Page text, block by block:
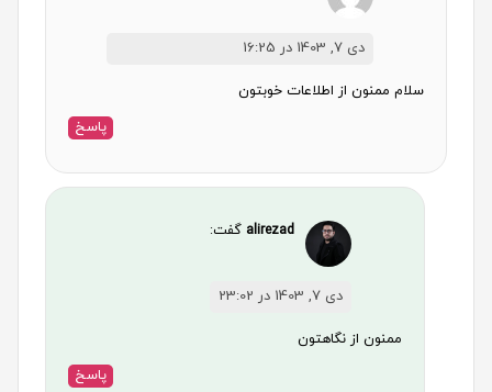
دی 7, 1403 در 16:25
سلام ممنون از اطلاعات خوبتون
پاسخ
alirezad گفت:
دی 7, 1403 در 23:02
ممنون از نگاهتون
پاسخ